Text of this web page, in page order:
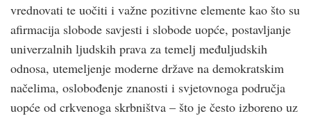
vrednovati te uočiti i važne pozitivne elemente kao što su
afirmacija slobode savjesti i slobode uopće, postavljanje
univerzalnih ljudskih prava za temelj međuljudskih
odnosa, utemeljenje moderne države na demokratskim
načelima, oslobođenje znanosti i svjetovnoga područja
uopće od crkvenoga skrbništva – što je često izboreno uz